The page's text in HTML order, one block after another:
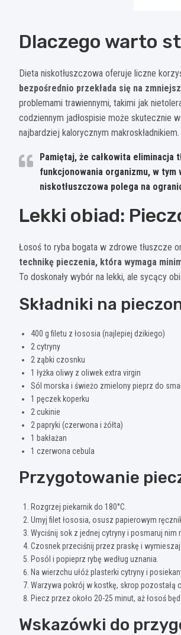
Dlaczego warto
Dieta niskotłuszczowa oferuje liczne
bezpośrednio przekłada się na
problemami trawiennymi, takimi jak
codziennym jadłospisie może skutecznie
najbardziej kalorycznym makroskładnikiem.
Pamiętaj, że całkowita eliminacja
funkcjonowania organizmu, w tym
niskotłuszczowa polega na
Lekki obiad:
Łosoś to ryba bogata w zdrowe tłuszcze
technikę pieczenia, która wymaga
To doskonały wybór na lekki, ale sycący
Składniki na
400 g filetu z łososia (najlepiej dzikiego)
2 cytryny
2 ząbki czosnku
1 łyżka oliwy z oliwek extra virgin
Sól morska i świeżo zmielony pieprz do
1 pęczek koperku
2 cukinie
2 papryki (czerwona i żółta)
1 bakłażan
1 czerwona cebula
Przygotowanie
Rozgrzej piekarnik do 180°C.
Umyj filet łososia, osusz papierowym
Wyciśnij sok z jednej cytryny i posmaruj nim
Czosnek przeciśnij przez praskę i
Posól i popieprz rybę według uznania.
Na wierzchu ułóż plasterki cytryny i
Warzywa pokrój w kostkę, skrop pozostałą
Piecz przez około 20-25 minut, aż łosoś
Wskazówki do